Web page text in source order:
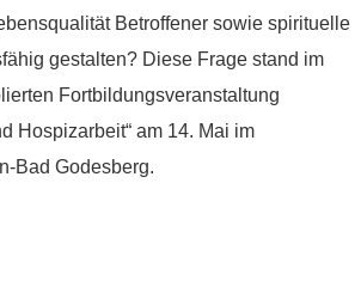
Betroffener sowie spirituelle
gestalten? Diese Frage stand im
Fortbildungsveranstaltung
Hospizarbeit“ am 14. Mai im
Bad Godesberg.